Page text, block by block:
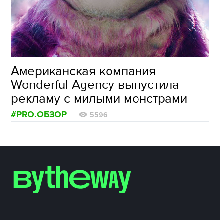
Американская компания
Wonderful Agency выпустила
рекламу с милыми монстрами
#PRO.ОБЗОР 5596
ФОТОГРАФИЯ
ТИПОГРАФИКА
ИСТОРИИ БРЕНДОВ
О ПРОЕКТЕ
РЕКЛАМА
КОНТАКТЫ